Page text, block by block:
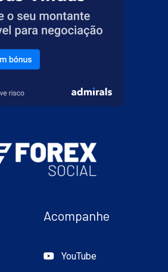
Acompanhe
YouTube